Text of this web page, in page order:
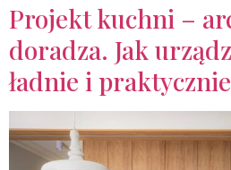
Projekt kuchni –
doradza. Jak
ładnie i